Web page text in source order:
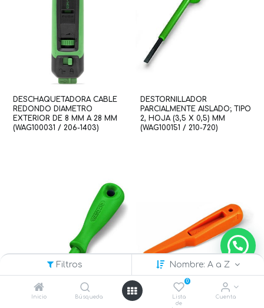
Filtros Nombre: A a Z
Inicio Búsqueda
0
Lista
de
Cuenta
DESCHAQUETADORA CABLE
REDONDO DIAMETRO
EXTERIOR DE 8 MM A 28 MM
(WAG100031 / 206-1403)
DESTORNILLADOR
PARCIALMENTE AISLADO; TIPO
2, HOJA (3,5 X 0,5) MM
(WAG100151 / 210-720)